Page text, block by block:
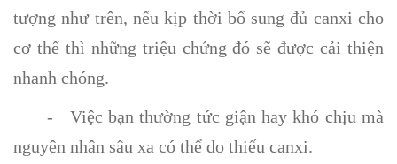
tượng như trên, nếu kịp thời bổ sung đủ canxi cho
cơ thể thì những triệu chứng đó sẽ được cải thiện
nhanh chóng.
- Việc bạn thường tức giận hay khó chịu mà
nguyên nhân sâu xa có thể do thiếu canxi.